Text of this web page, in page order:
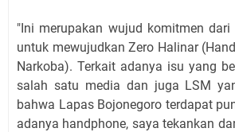
"Ini merupakan wujud komitmen dari
untuk mewujudkan Zero Halinar
Narkoba). Terkait adanya isu yang
salah satu media dan juga LSM
bahwa Lapas Bojonegoro terdapat
adanya handphone, saya tekankan